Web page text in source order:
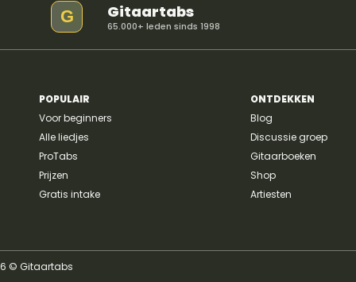
G Gitaartabs
65.000+ leden sinds 1998
POPULAIR
Voor beginners
Alle liedjes
ProTabs
Prijzen
Gratis intake
ONTDEKKEN
Blog
Discussie groep
Gitaarboeken
Shop
Artiesten
© Gitaartabs